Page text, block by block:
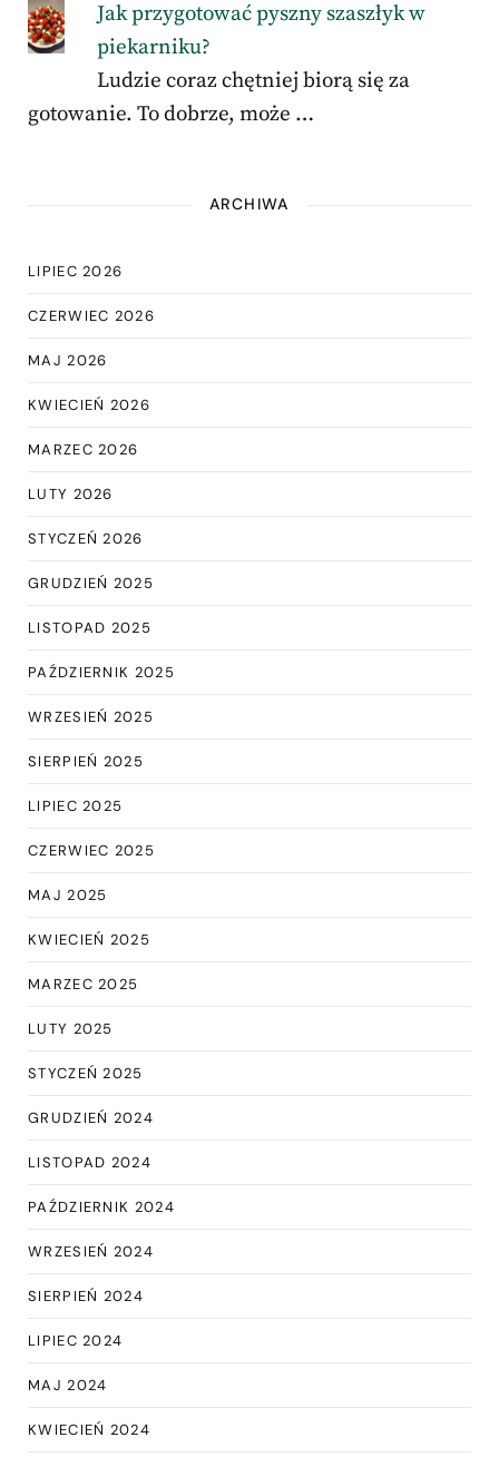
Jak przygotować pyszny szaszłyk w
piekarniku?
Ludzie coraz chętniej biorą się za
gotowanie. To dobrze, może …
ARCHIWA
LIPIEC 2026
CZERWIEC 2026
MAJ 2026
KWIECIEŃ 2026
MARZEC 2026
LUTY 2026
STYCZEŃ 2026
GRUDZIEŃ 2025
LISTOPAD 2025
PAŹDZIERNIK 2025
WRZESIEŃ 2025
SIERPIEŃ 2025
LIPIEC 2025
CZERWIEC 2025
MAJ 2025
KWIECIEŃ 2025
MARZEC 2025
LUTY 2025
STYCZEŃ 2025
GRUDZIEŃ 2024
LISTOPAD 2024
PAŹDZIERNIK 2024
WRZESIEŃ 2024
SIERPIEŃ 2024
LIPIEC 2024
MAJ 2024
KWIECIEŃ 2024